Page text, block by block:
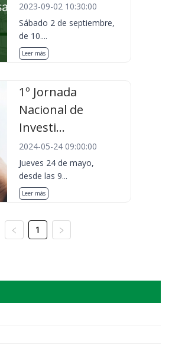
2023-09-02 10:30:00
Sábado 2 de septiembre,
de 10....
Leer más
1º Jornada
Nacional de
Investi...
2024-05-24 09:00:00
Jueves 24 de mayo,
desde las 9...
Leer más
1